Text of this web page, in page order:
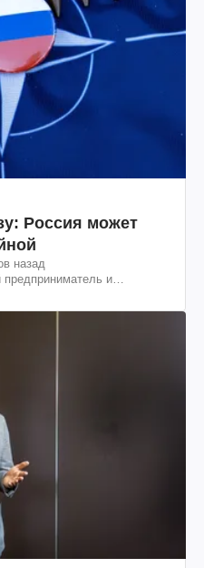
Россия может
назад
предприниматель и